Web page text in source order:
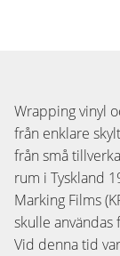
Wrapping vinyl
från enklare
från små
rum i Tyskland
Marking Films
skulle
Vid denna tid